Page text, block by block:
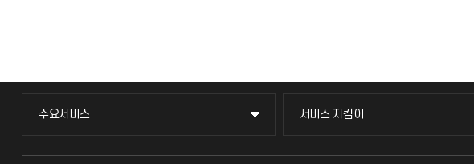
주요서비스
주요서비스
교무회의방송
서비스 지킴이
서비스 지킴이
묻고 답하기